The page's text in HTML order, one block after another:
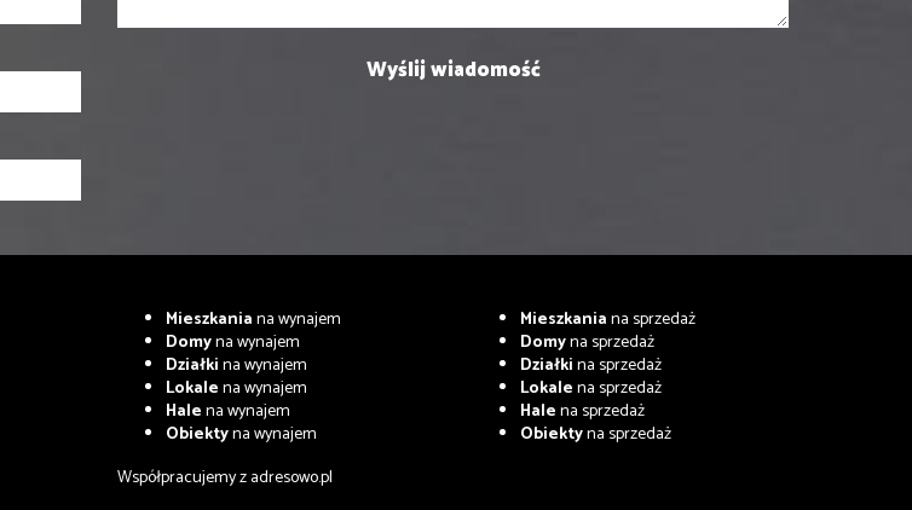
Mieszkaniana wynajem
Domyna wynajem
Działkina wynajem
Lokalena wynajem
Halena wynajem
Obiektyna wynajem
Współpracujemy zadresowo.pl
Mieszkaniana sprzedaż
Domyna sprzedaż
Działkina sprzedaż
Lokalena sprzedaż
Halena sprzedaż
Obiektyna sprzedaż